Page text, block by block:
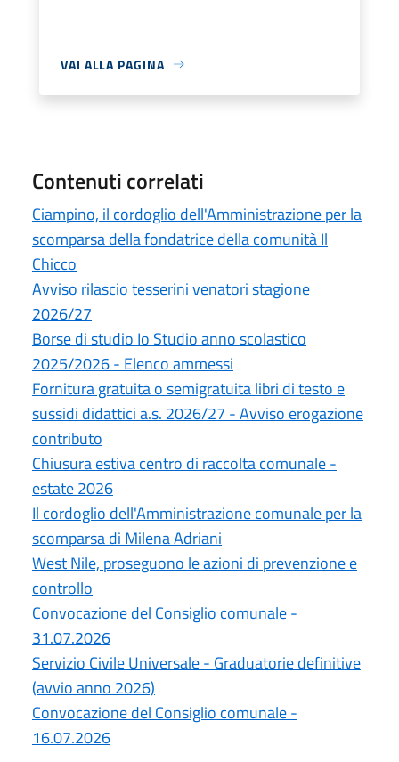
VAI ALLA PAGINA
Contenuti correlati
Ciampino, il cordoglio dell'Amministrazione per la
scomparsa della fondatrice della comunità Il
Chicco
Avviso rilascio tesserini venatori stagione
2026/27
Borse di studio Io Studio anno scolastico
2025/2026 - Elenco ammessi
Fornitura gratuita o semigratuita libri di testo e
sussidi didattici a.s. 2026/27 - Avviso erogazione
contributo
Chiusura estiva centro di raccolta comunale -
estate 2026
Il cordoglio dell'Amministrazione comunale per la
scomparsa di Milena Adriani
West Nile, proseguono le azioni di prevenzione e
controllo
Convocazione del Consiglio comunale -
31.07.2026
Servizio Civile Universale - Graduatorie definitive
(avvio anno 2026)
Convocazione del Consiglio comunale -
16.07.2026